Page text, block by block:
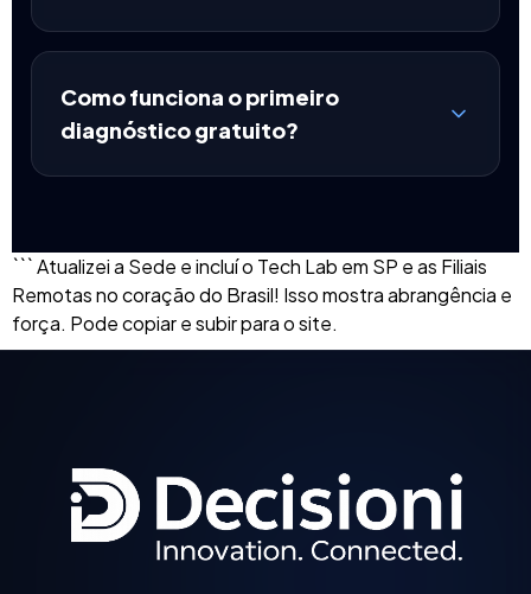
Como funciona o primeiro
diagnóstico gratuito?
``` Atualizei a Sede e incluí o Tech Lab em SP e as Filiais
Remotas no coração do Brasil! Isso mostra abrangência e
força. Pode copiar e subir para o site.